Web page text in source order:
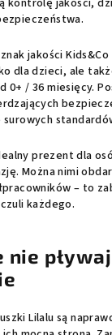
kontrolę jakości,
jakości Kids&Co
dla dzieci, ale
0+ / 36 miesięcy.
prezent dla
Można nimi
– to
każdego.
nie
Lilalu są